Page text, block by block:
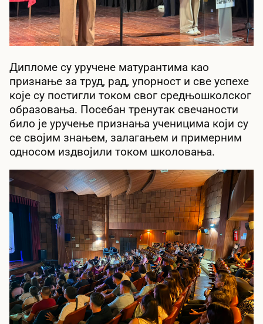
Дипломе су уручене матурантима као
признање за труд, рад, упорност и све успехе
које су постигли током свог средњошколског
образовања. Посебан тренутак свечаности
било је уручење признања ученицима који су
се својим знањем, залагањем и примерним
односом издвојили током школовања.